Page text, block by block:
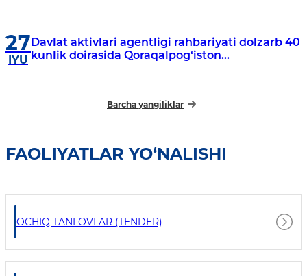
27
IYU
Davlat aktivlari agentligi rahbariyati dolzarb 40
kunlik doirasida Qoraqalpog‘iston
Barcha yangiliklar
FAOLIYATLAR YO‘NALISHI
OCHIQ TANLOVLAR (TENDER)